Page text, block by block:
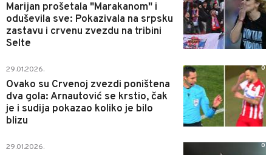
Marijan prošetala "Marakanom" i
oduševila sve: Pokazivala na srpsku
zastavu i crvenu zvezdu na tribini
Selte
29.01.2026.
Ovako su Crvenoj zvezdi poništena
dva gola: Arnautović se krstio, čak
je i sudija pokazao koliko je bilo
blizu
0
29.01.2026. 0